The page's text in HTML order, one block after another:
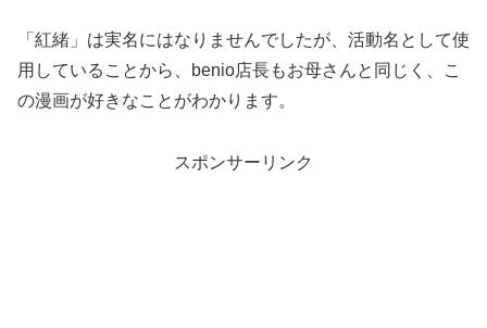
「紅緒」は実名にはなりませんでしたが、活動名として使
用していることから、benio店長もお母さんと同じく、こ
の漫画が好きなことがわかります。
スポンサーリンク